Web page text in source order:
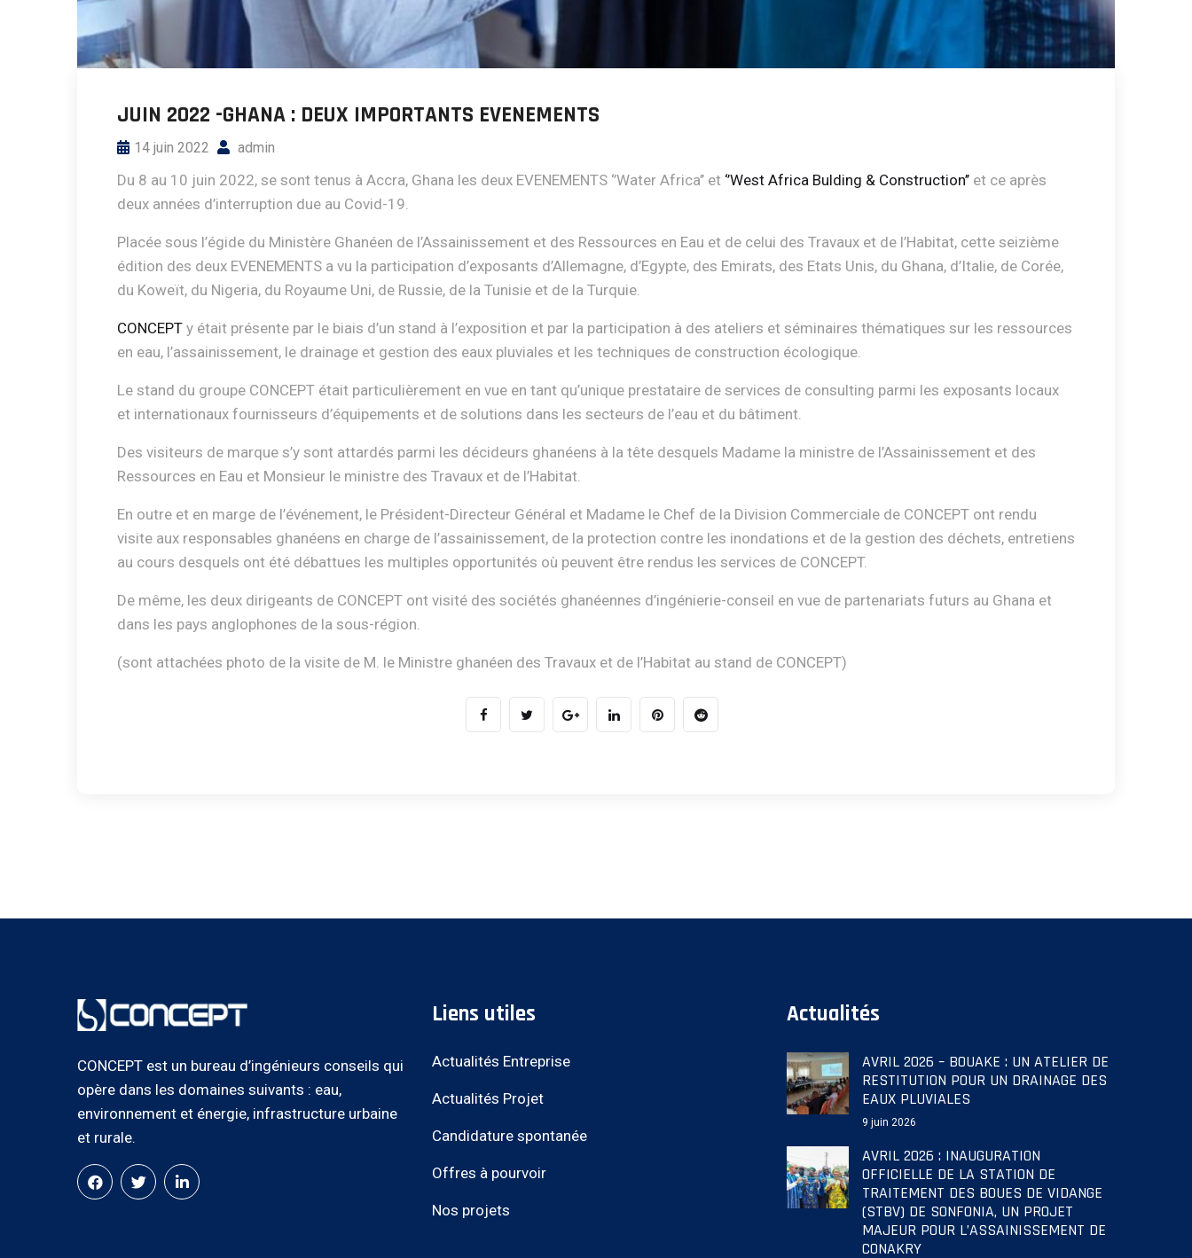
JUIN 2022 -GHANA : DEUX IMPORTANTS EVENEMENTS
14 juin 2022 admin
Du 8 au 10 juin 2022, se sont tenus à Accra, Ghana les deux EVENEMENTS ‘’Water Africa’’ et ‘’West Africa Bulding & Construction’’ et ce après
deux années d’interruption due au Covid-19.
Placée sous l’égide du Ministère Ghanéen de l’Assainissement et des Ressources en Eau et de celui des Travaux et de l’Habitat, cette seizième
édition des deux EVENEMENTS a vu la participation d’exposants d’Allemagne, d’Egypte, des Emirats, des Etats Unis, du Ghana, d’Italie, de Corée,
du Koweït, du Nigeria, du Royaume Uni, de Russie, de la Tunisie et de la Turquie.
CONCEPT y était présente par le biais d’un stand à l’exposition et par la participation à des ateliers et séminaires thématiques sur les ressources
en eau, l’assainissement, le drainage et gestion des eaux pluviales et les techniques de construction écologique.
Le stand du groupe CONCEPT était particulièrement en vue en tant qu’unique prestataire de services de consulting parmi les exposants locaux
et internationaux fournisseurs d’équipements et de solutions dans les secteurs de l’eau et du bâtiment.
Des visiteurs de marque s’y sont attardés parmi les décideurs ghanéens à la tête desquels Madame la ministre de l’Assainissement et des
Ressources en Eau et Monsieur le ministre des Travaux et de l’Habitat.
En outre et en marge de l’événement, le Président-Directeur Général et Madame le Chef de la Division Commerciale de CONCEPT ont rendu
visite aux responsables ghanéens en charge de l’assainissement, de la protection contre les inondations et de la gestion des déchets, entretiens
au cours desquels ont été débattues les multiples opportunités où peuvent être rendus les services de CONCEPT.
De même, les deux dirigeants de CONCEPT ont visité des sociétés ghanéennes d’ingénierie-conseil en vue de partenariats futurs au Ghana et
dans les pays anglophones de la sous-région.
(sont attachées photo de la visite de M. le Ministre ghanéen des Travaux et de l’Habitat au stand de CONCEPT)
CONCEPT est un bureau d’ingénieurs conseils qui
opère dans les domaines suivants : eau,
environnement et énergie, infrastructure urbaine
et rurale.
Liens utiles
Actualités Entreprise
Actualités Projet
Candidature spontanée
Offres à pourvoir
Nos projets
Actualités
AVRIL 2026 – BOUAKE : UN ATELIER DE
RESTITUTION POUR UN DRAINAGE DES
EAUX PLUVIALES
9 juin 2026
AVRIL 2026 : INAUGURATION
OFFICIELLE DE LA STATION DE
TRAITEMENT DES BOUES DE VIDANGE
(STBV) DE SONFONIA, UN PROJET
MAJEUR POUR L’ASSAINISSEMENT DE
CONAKRY